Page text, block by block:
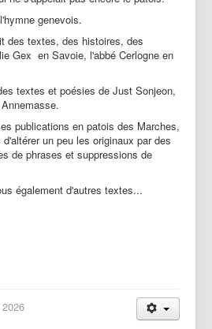
genevois.
des textes, des histoires, des
Gex en Savoie, l'abbé Cerlogne en
textes et poésies de Just Sonjeon,
publications en patois des Marches,
un peu les originaux par des
de phrases et suppressions de
également d'autres textes...